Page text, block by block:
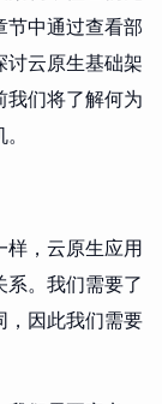
中通过查看部
云原生基础架
们将了解何为
，云原生应用
。我们需要了
，因此我们需要